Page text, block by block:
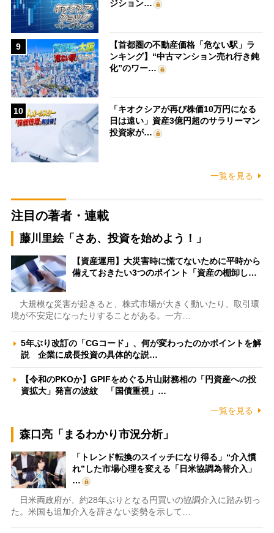
ジション…
9
【首都圏の不動産価格「危ない駅」ラ
ンキング】“中古マンション売れ行き鈍
化”のワー…
10
「キオクシアが再び株価10万円になる
日は遠い」資産3億円超のサラリーマン
投資家が…
一覧を見る
注目の著者・連載
藤川里絵「さあ、投資を始めよう！」
【資産運用】大災害時に慌てないために平時から
備えておきたい3つのポイント「資産の棚卸し…
大規模な災害が起きると、株式市場が大きく動いたり、取引環
境が不安定になったりすることがある。一方…
5年ぶり改訂の「CGコード」、何が変わったのかポイントを解
説 企業に成長投資の具体的な説…
【令和のPKOか】GPIFをめぐる片山財務相の「円資産への投
資拡大」発言の波紋 「国債重視」…
一覧を見る
森口亮「まるわかり市況分析」
「トレンド転換のスイッチになり得る」“介入慣
れ”した市場心理を変える「日米協調為替介入」
…
日米両政府が、約28年ぶりとなる円買いの協調介入に踏み切っ
た。米国も追加介入を辞さない姿勢を示して…